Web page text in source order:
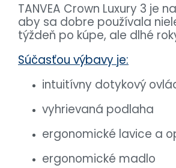
TANVEA Crown Luxury 3 je
aby sa dobre používala
týždeň po kúpe, ale dlhé
Súčasťou výbavy je:
intuitívny dotykový
vyhrievaná podlaha
ergonomické lavice a
ergonomické madlo